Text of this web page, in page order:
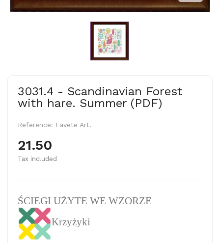
3031.4 - Scandinavian Forest
with hare. Summer (PDF)
Reference: Favete Art.
21.50
Tax included
ŚCIEGI UŻYTE WE WZORZE
Krzyżyki